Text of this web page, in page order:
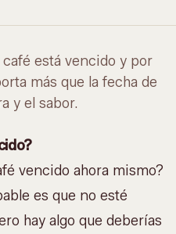
está vencido y por
más que la fecha de
y el sabor.
vencido ahora mismo?
es que no esté
hay algo que deberías